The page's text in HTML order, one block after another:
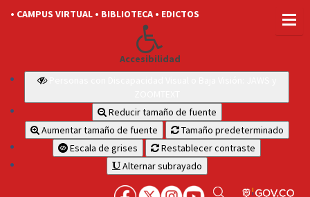
• CAMPUS VIRTUAL • BIBLIOTECA • EDICTOS
Accesibilidad
Reducir tamaño de fuente
Aumentar tamaño de fuente
Tamaño predeterminado
Escala de grises
Restablecer contraste
Alternar subrayado